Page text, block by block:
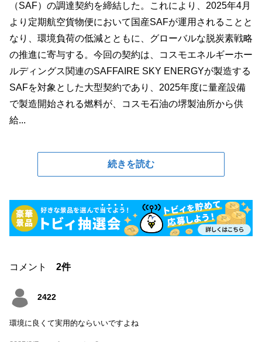
（SAF）の調達契約を締結した。これにより、2025年4月
より定期航空貨物便において国産SAFが運用されることと
なり、環境負荷の低減とともに、グローバルな脱炭素戦略
の推進に寄与する。今回の契約は、コスモエネルギーホー
ルディングス関連のSAFFAIRE SKY ENERGYが製造する
SAFを対象とした大型契約であり、2025年度に量産設備
で製造開始される燃料が、コスモ石油の堺製油所から供
給...
続きを読む
コメント 2件
2422
環境に良くて実用的ならいいですよね